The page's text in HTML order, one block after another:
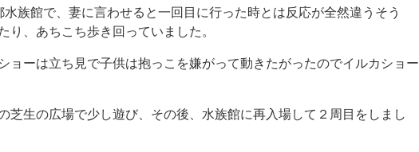
族館で、妻に言わせると一回目に行った時とは反応が全然違うそう
り、あちこち歩き回っていました。
ョーは立ち見で子供は抱っこを嫌がって動きたがったのでイルカショー
芝生の広場で少し遊び、その後、水族館に再入場して２周目をしまし